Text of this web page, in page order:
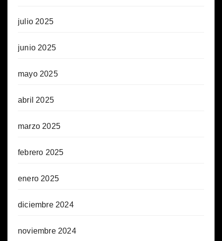
julio 2025
junio 2025
mayo 2025
abril 2025
marzo 2025
febrero 2025
enero 2025
diciembre 2024
noviembre 2024